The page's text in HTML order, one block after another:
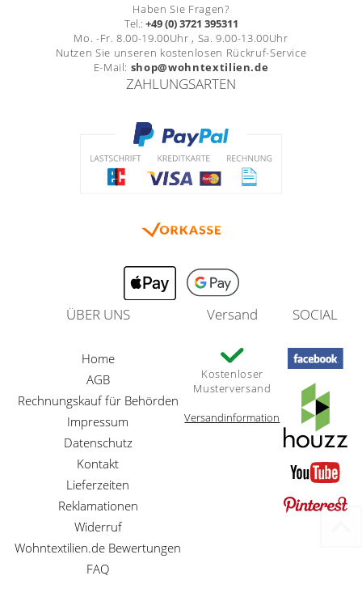
Haben Sie Fragen?
Tel.: +49 (0) 3721 395311
Mo. -Fr. 8.00-19.00Uhr , Sa. 9.00-13.00Uhr
Nutzen Sie unseren kostenlosen Rückruf-Service
E-Mail: shop@wohntextilien.de
ZAHLUNGSARTEN
ÜBER UNS
Home
AGB
Rechnungskauf für Behörden
Impressum
Datenschutz
Kontakt
Lieferzeiten
Reklamationen
Widerruf
Wohntextilien.de Bewertungen
FAQ
Versand
Kostenloser
Musterversand
Versandinformation
SOCIAL